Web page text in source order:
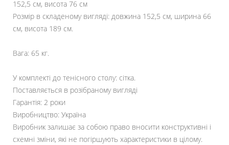
152,5 см, висота 76 см
Розмір в складеному вигляді: довжина 152,5 см, ширина 66
см, висота 189 см.
Вага: 65 кг.
У комплекті до тенісного столу: сітка.
Поставляється в розібраному вигляді
Гарантія: 2 роки
Виробництво: Україна
Виробник залишає за собою право вносити конструктивні і
схемні зміни, які не погіршують характеристики в цілому.